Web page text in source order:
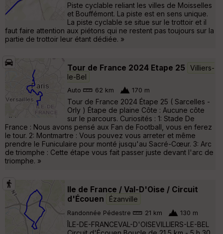
Piste cyclable reliant les villes de Moisselles
et Bouffémont. La piste est en sens unique.
La piste cyclable se situe sur le trottoir et il
faut faire attention aux piétons qui ne restent pas toujours sur la
partie de trottoir leur étant dédiée. »
Tour de France 2024 Etape 25
Villiers-
le-Bel
Auto 62 km 170 m
Tour de France 2024 Étape 25 ( Sarcelles -
Orly ) Étape de plaine Côte : Aucune côte
sur le parcours. Curiosités : 1: Stade De
France : Nous avons pensé aux Fan de Football, vous en ferez
le tour. 2: Montmartre : Vous pouvez vous arreter et même
prendre le Funiculaire pour monté jusqu'au Sacré-Cœur. 3: Arc
de triomphe : Cette étape vous fait passer juste devant l'arc de
triomphe. »
Ile de France / Val-D'Oise / Circuit
d'Écouen
Ézanville
Randonnée Pédestre 21 km 130 m
ÎLE-DE-FRANCEVAL-D'OISEVILLIERS-LE-BEL